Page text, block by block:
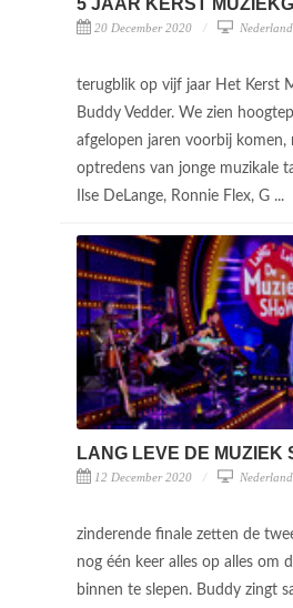
5 JAAR KERST
20 December 2020
terugblik op vijf jaar Het Kerst
Buddy Vedder. We zien
afgelopen jaren voorbij komen,
optredens van jonge muzikale
Ilse DeLange, Ronnie Flex, G ...
LANG LEVE DE MUZIEK
12 December 2020
zinderende finale zetten de
nog één keer alles op alles om
binnen te slepen. Buddy zingt